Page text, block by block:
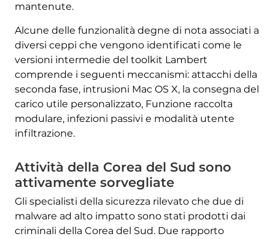
mantenute.
Alcune delle funzionalità degne di nota associati a
diversi ceppi che vengono identificati come le
versioni intermedie del toolkit Lambert
comprende i seguenti meccanismi: attacchi della
seconda fase, intrusioni Mac OS X, la consegna del
carico utile personalizzato, Funzione raccolta
modulare, infezioni passivi e modalità utente
infiltrazione.
Attività della Corea del Sud sono
attivamente sorvegliate
Gli specialisti della sicurezza rilevato che due di
malware ad alto impatto sono stati prodotti dai
criminali della Corea del Sud. Due rapporto